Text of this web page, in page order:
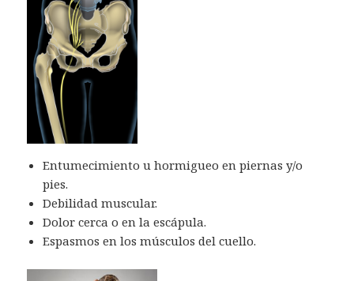
Entumecimiento u hormigueo en piernas y/o
pies.
Debilidad muscular.
Dolor cerca o en la escápula.
Espasmos en los músculos del cuello.